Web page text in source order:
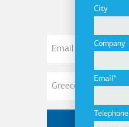
City
Company
Email
Telephone
Email